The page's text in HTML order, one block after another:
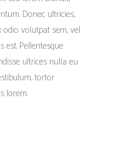
Donec ultricies,
odio volutpat sem, vel
Pellentesque
ultrices nulla eu
tortor
lorem.